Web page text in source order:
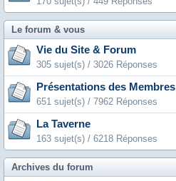
Le forum & vous
Vie du Site & Forum
305 sujet(s) / 3026 Réponses
Présentations des Membres
651 sujet(s) / 7962 Réponses
La Taverne
163 sujet(s) / 6218 Réponses
Archives du forum